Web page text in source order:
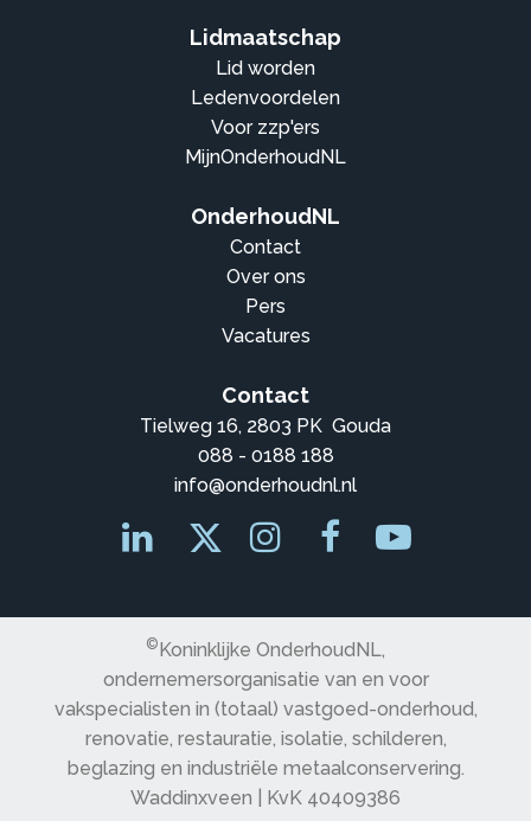
Lidmaatschap
Lid worden
Ledenvoordelen
Voor zzp'ers
MijnOnderhoudNL
OnderhoudNL
Contact
Over ons
Pers
Vacatures
Contact
Tielweg 16, 2803 PK Gouda
088 - 0188 188
info@onderhoudnl.nl
©Koninklijke OnderhoudNL,
ondernemersorganisatie van en voor
vakspecialisten in (totaal) vastgoed-onderhoud,
renovatie, restauratie, isolatie, schilderen,
beglazing en industriële metaalconservering.
Waddinxveen | KvK 40409386